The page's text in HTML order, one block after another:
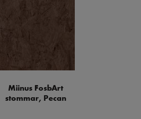
Miinus FosbArt
stommar, Pecan